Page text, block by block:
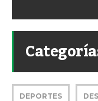
DEPORTES